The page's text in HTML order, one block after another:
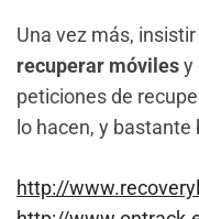
Una vez más,
recuperar móvilesy
peticiones de
lo hacen, y bastante
http://